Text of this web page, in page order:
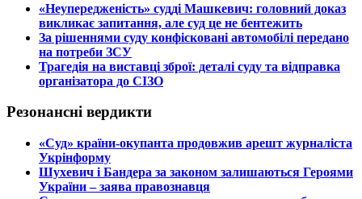
​«Неупередженість» судді Машкевич: головний доказ
викликає запитання, але суд це не бентежить
​За рішеннями суду конфісковані автомобілі передано
на потреби ЗСУ
​Трагедія на виставці зброї: деталі суду та відправка
організатора до СІЗО
Резонансні вердикти
​«Суд» країни-окупанта продовжив арешт журналіста
Укрінформу
Шухевич і Бандера за законом залишаються Героями
України – заява правознавця